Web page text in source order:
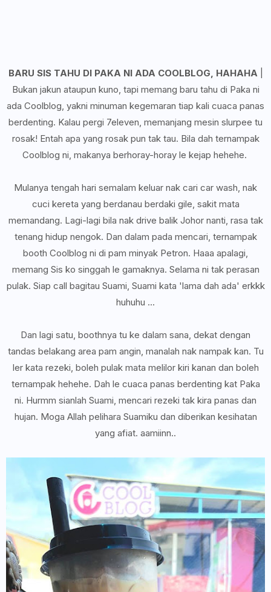
BARU SIS TAHU DI PAKA NI ADA COOLBLOG, HAHAHA|
Bukan jakun ataupun kuno, tapi memang baru tahu di Paka ni
ada Coolblog, yakni minuman kegemaran tiap kali cuaca panas
berdenting. Kalau pergi 7eleven, memanjang mesin slurpee tu
rosak! Entah apa yang rosak pun tak tau. Bila dah ternampak
Coolblog ni, makanya berhoray-horay le kejap hehehe.
Mulanya tengah hari semalam keluar nak cari car wash, nak
cuci kereta yang berdanau berdaki gile, sakit mata
memandang. Lagi-lagi bila nak drive balik Johor nanti, rasa tak
tenang hidup nengok. Dan dalam pada mencari, ternampak
booth Coolblog ni di pam minyak Petron. Haaa apalagi,
memang Sis ko singgah le gamaknya. Selama ni tak perasan
pulak. Siap call bagitau Suami, Suami kata 'lama dah ada' erkkk
huhuhu ...
Dan lagi satu, boothnya tu ke dalam sana, dekat dengan
tandas belakang area pam angin, manalah nak nampak kan. Tu
ler kata rezeki, boleh pulak mata melilor kiri kanan dan boleh
ternampak hehehe. Dah le cuaca panas berdenting kat Paka
ni. Hurmm sianlah Suami, mencari rezeki tak kira panas dan
hujan. Moga Allah pelihara Suamiku dan diberikan kesihatan
yang afiat. aamiinn..